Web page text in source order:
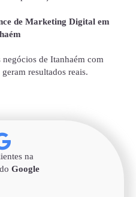
de Marketing Digital em
de Itanhaém com
resultados reais.
na
Google